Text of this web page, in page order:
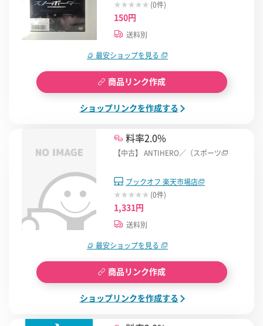
(0件)
150円
送料別
最安ショップを見る
商品リンク作成
ショップリンクを作成する
料率2.0%
【中古】 ANTIHERO／（スポーツ
ブックオフ 楽天市場店
(0件)
1,331円
送料別
最安ショップを見る
商品リンク作成
ショップリンクを作成する